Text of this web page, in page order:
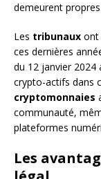
demeurent
Les tribunaux ont
ces dernières
du 12 janvier
crypto-actifs dans
cryptomonnaies
communauté,
plateformes
Les